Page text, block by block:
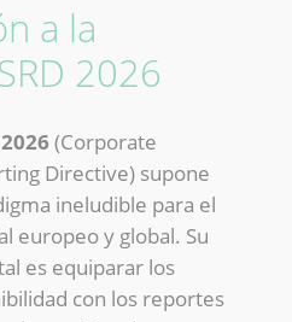
a la
2026
(Corporate
Directive) supone
ineludible para el
europeo y global. Su
es equiparar los
con los reportes